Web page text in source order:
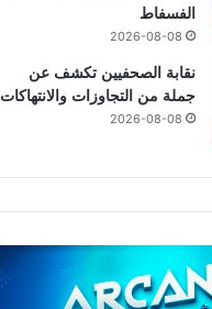
الفسفاط
2026-08-08
نقابة الصحفيين تكشف عن
جملة من التجاوزات والانتهاكات
2026-08-08